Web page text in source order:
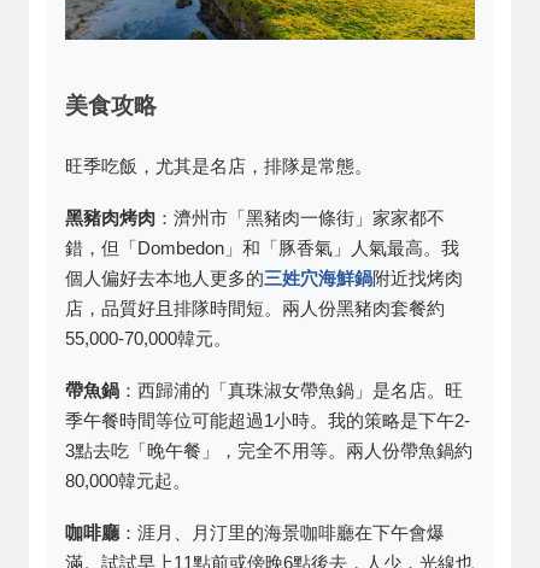
美食攻略
旺季吃飯，尤其是名店，排隊是常態。
黑豬肉烤肉 ：濟州市「黑豬肉一條街」家家都不
錯，但「Dombedon」和「豚香氣」人氣最高。我
個人偏好去本地人更多的三姓穴海鮮鍋附近找烤肉
店，品質好且排隊時間短。兩人份黑豬肉套餐約
55,000-70,000韓元。
帶魚鍋 ：西歸浦的「真珠淑女帶魚鍋」是名店。旺
季午餐時間等位可能超過1小時。我的策略是下午2-
3點去吃「晚午餐」，完全不用等。兩人份帶魚鍋約
80,000韓元起。
咖啡廳 ：涯月、月汀里的海景咖啡廳在下午會爆
滿。試試早上11點前或傍晚6點後去，人少，光線也